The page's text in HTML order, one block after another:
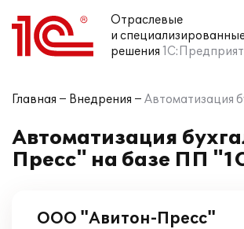
Отраслевые
и
решения
Главная Внедрения Автоматизация
Автоматизация
Пресс" на базе ПП
ООО "Авитон-Пресс"